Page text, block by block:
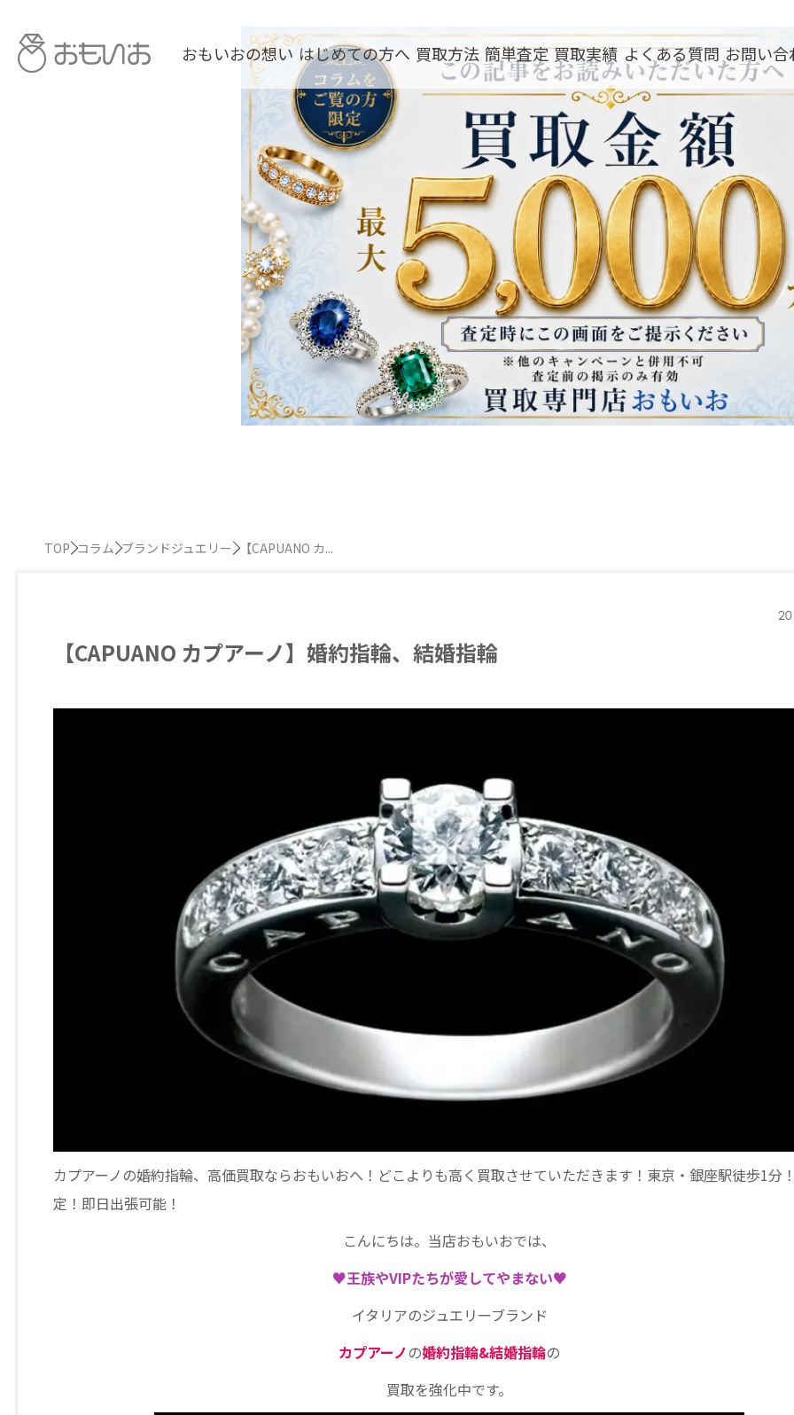
おもいおの想い はじめての方へ 買取方法 簡単査定 買取実績 よくある質問 お問い合
TOP コラム ブランドジュエリー 【CAPUANO カ...
【CAPUANO カプアーノ】婚約指輪、結婚指輪
カプアーノの婚約指輪、高価買取ならおもいおへ！どこよりも高く買取させていただきます！東京・銀座駅徒歩1分
定！即日出張可能！
こんにちは。当店おもいおでは、
♥王族やVIPたちが愛してやまない♥
イタリアのジュエリーブランド
カプアーノの婚約指輪&結婚指輪の
買取を強化中です。